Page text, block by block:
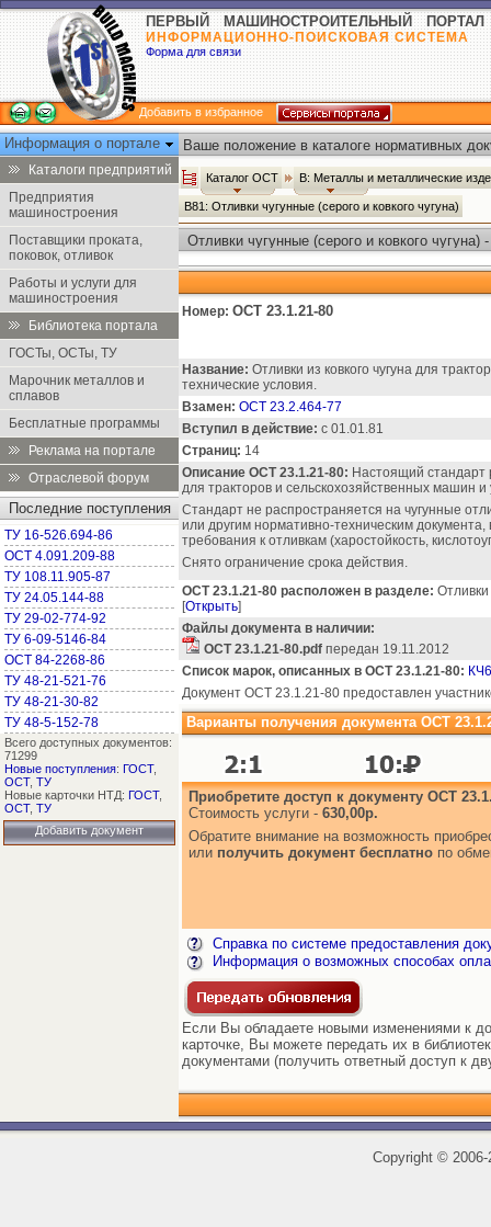
ПЕРВЫЙ МАШИНОСТРОИТЕЛЬНЫЙ ПОРТАЛ
ИНФОРМАЦИОННО-ПОИСКОВАЯ СИСТЕМА
Форма для связи
Добавить в избранное
Информация о портале
Каталоги предприятий
Предприятия
машиностроения
Поставщики проката,
поковок, отливок
Работы и услуги для
машиностроения
Библиотека портала
ГОСТы, ОСТы, ТУ
Марочник металлов и
сплавов
Бесплатные программы
Реклама на портале
Отраслевой форум
Последние поступления
ТУ 16-526.694-86
ОСТ 4.091.209-88
ТУ 108.11.905-87
ТУ 24.05.144-88
ТУ 29-02-774-92
ТУ 6-09-5146-84
ОСТ 84-2268-86
ТУ 48-21-521-76
ТУ 48-21-30-82
ТУ 48-5-152-78
Всего доступных документов:
71299
Новые поступления: ГОСТ,
ОСТ, ТУ
Новые карточки НТД: ГОСТ,
ОСТ, ТУ
Добавить документ
Ваше положение в каталоге нормативных
Каталог ОСТ В: Металлы и металлические
В81: Отливки чугунные (серого и ковкого чугуна)
Отливки чугунные (серого и ковкого чугуна)
Номер: ОСТ 23.1.21-80
Название: Отливки из ковкого чугуна для
технические условия.
Взамен: ОСТ 23.2.464-77
Вступил в действие: с 01.01.81
Страниц: 14
Описание ОСТ 23.1.21-80: Настоящий стандарт
для тракторов и сельскохозяйственных машин
Стандарт не распространяется на чугунные
или другим нормативно-техническим
требования к отливкам (харостойкость,
Снято ограничение срока действия.
ОСТ 23.1.21-80 расположен в разделе: Отливки
[Открыть]
Файлы документа в наличии:
ОСТ 23.1.21-80.pdf передан 19.11.2012
Список марок, описанных в ОСТ 23.1.21-80:
Документ ОСТ 23.1.21-80 предоставлен
Варианты получения документа ОСТ
Приобретите доступ к документу ОСТ
Стоимость услуги - 630,00р.
Обратите внимание на возможность
или получить документ бесплатно по
Справка по системе предоставления
Информация о возможных способах
Если Вы обладаете новыми изменениями к
карточке, Вы можете передать их в
документами (получить ответный доступ к
Copyright ©